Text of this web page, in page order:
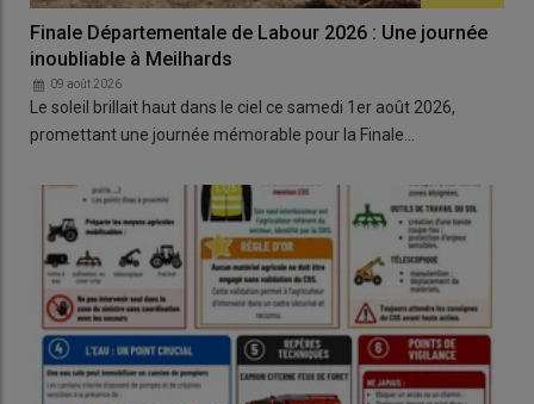
Finale Départementale de Labour 2026 : Une journée
inoubliable à Meilhards
09 août 2026
Le soleil brillait haut dans le ciel ce samedi 1er août 2026,
promettant une journée mémorable pour la Finale…